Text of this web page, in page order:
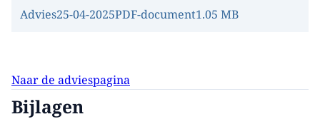
Advies25-04-2025PDF-document1.05 MB
Naar de adviespagina
Bijlagen